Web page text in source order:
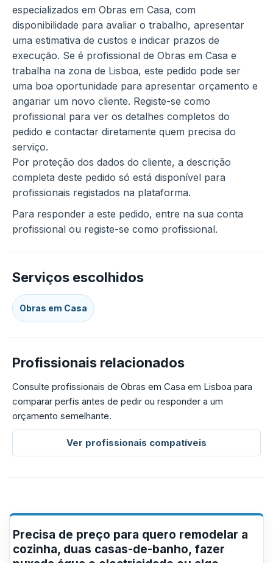
especializados em Obras em Casa, com
disponibilidade para avaliar o trabalho, apresentar
uma estimativa de custos e indicar prazos de
execução. Se é profissional de Obras em Casa e
trabalha na zona de Lisboa, este pedido pode ser
uma boa oportunidade para apresentar orçamento e
angariar um novo cliente. Registe-se como
profissional para ver os detalhes completos do
pedido e contactar diretamente quem precisa do
serviço.
Por proteção dos dados do cliente, a descrição
completa deste pedido só está disponível para
profissionais registados na plataforma.
Para responder a este pedido, entre na sua conta
profissional ou registe-se como profissional.
Serviços escolhidos
Obras em Casa
Profissionais relacionados
Consulte profissionais de Obras em Casa em Lisboa para
comparar perfis antes de pedir ou responder a um
orçamento semelhante.
Ver profissionais compatíveis
Precisa de preço para quero remodelar a
cozinha, duas casas-de-banho, fazer